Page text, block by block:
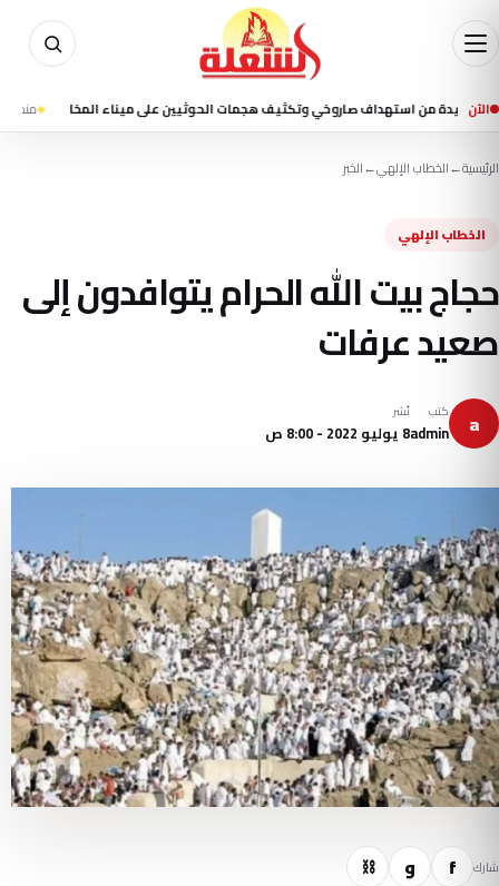
الآن
من استهداف صاروخي وتكثيف هجمات الحوثيين على ميناء المخا منذ 1 ساعة 7 قتلى ونحو 35 جريحًا في قصف حوثي استهدف ميناء المخا وتجمعات سكنية
الرئيسية←الخطاب الإلهي←الخبر
الخطاب الإلهي
حجاج بيت الله الحرام يتوافدون إلى
صعيد عرفات
a كتب
admin
نُشر
8 يوليو 2022 - 8:00 ص
شارك f و ⛓